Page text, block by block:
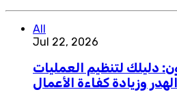
All
Jul 22, 2026
دليلك لتنظيم العمليات
وزيادة كفاءة الأعمال